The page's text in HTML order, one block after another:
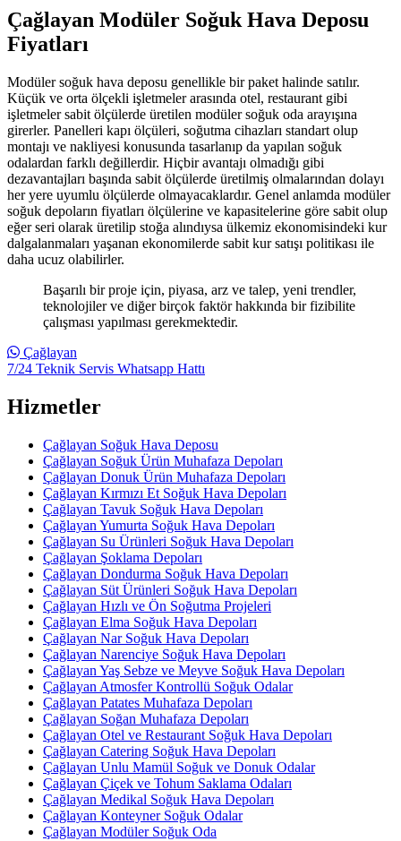
Çağlayan Modüler Soğuk Hava Deposu
Fiyatları
Modüler soğuk hava deposu genellikle bir paket halinde satılır.
Küçük ve orta ölçekli işletmeler arasında otel, restaurant gibi
işletmeler sabit ölçülerde üretilen modüler soğuk oda arayışına
girerler. Panelleri kapı ölçüleri, soğutma cihazları standart olup
montajı ve nakliyesi konusunda tasarlanıp da yapılan soğuk
odalardan farklı değillerdir. Hiçbir avantajı olmadığı gibi
dezavantajları başında sabit ölçülerde üretilmiş olmalarından dolayı
her yere uyumlu ölçülerde olmayacaklardır. Genel anlamda modüler
soğuk depoların fiyatları ölçülerine ve kapasitelerine göre sabit olup
eğer seri olarak üretilip stoğa alındıysa ülkemiz ekonomisindeki kur
dalgalanmaları yaşanan ekonomilerde sabit kur satışı politikası ile
daha ucuz olabilirler.
Başarılı bir proje için, piyasa, arz ve talep, yeni trendler,
teknolojiler ve diğer birçok faktör hakkında bir fizibilite
çalışması yapılması gerekmektedir.
Çağlayan
7/24 Teknik Servis Whatsapp Hattı
Hizmetler
Çağlayan Soğuk Hava Deposu
Çağlayan Soğuk Ürün Muhafaza Depoları
Çağlayan Donuk Ürün Muhafaza Depoları
Çağlayan Kırmızı Et Soğuk Hava Depoları
Çağlayan Tavuk Soğuk Hava Depoları
Çağlayan Yumurta Soğuk Hava Depoları
Çağlayan Su Ürünleri Soğuk Hava Depoları
Çağlayan Şoklama Depoları
Çağlayan Dondurma Soğuk Hava Depoları
Çağlayan Süt Ürünleri Soğuk Hava Depoları
Çağlayan Hızlı ve Ön Soğutma Projeleri
Çağlayan Elma Soğuk Hava Depoları
Çağlayan Nar Soğuk Hava Depoları
Çağlayan Narenciye Soğuk Hava Depoları
Çağlayan Yaş Sebze ve Meyve Soğuk Hava Depoları
Çağlayan Atmosfer Kontrollü Soğuk Odalar
Çağlayan Patates Muhafaza Depoları
Çağlayan Soğan Muhafaza Depoları
Çağlayan Otel ve Restaurant Soğuk Hava Depoları
Çağlayan Catering Soğuk Hava Depoları
Çağlayan Unlu Mamül Soğuk ve Donuk Odalar
Çağlayan Çiçek ve Tohum Saklama Odaları
Çağlayan Medikal Soğuk Hava Depoları
Çağlayan Konteyner Soğuk Odalar
Çağlayan Modüler Soğuk Oda